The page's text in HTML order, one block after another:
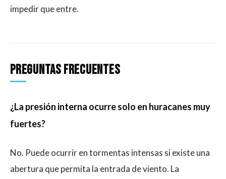
impedir que entre.
Preguntas frecuentes
¿La presión interna ocurre solo en huracanes muy
fuertes?
No. Puede ocurrir en tormentas intensas si existe una
abertura que permita la entrada de viento. La